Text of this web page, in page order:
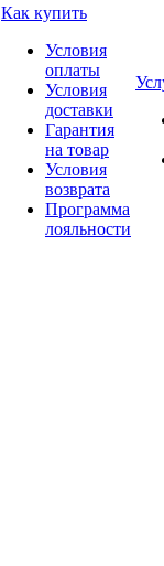
Как купить
Условия
оплаты
Условия
доставки
Гарантия
на товар
Условия
возврата
Программа
лояльности